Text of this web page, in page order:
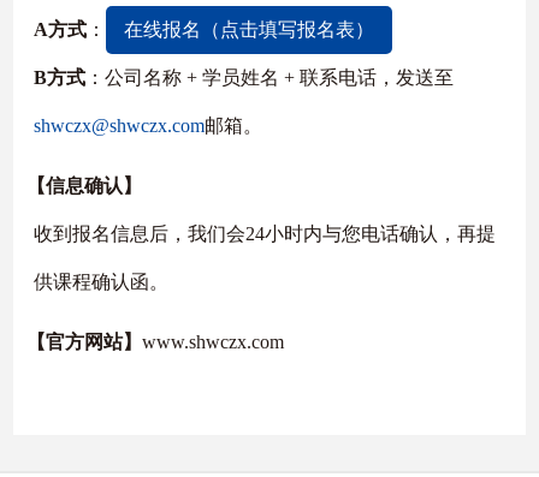
A方式 ： 在线报名（点击填写报名表）
B方式 ：公司名称 + 学员姓名 + 联系电话，发送至
shwczx@shwczx.com邮箱。
【信息确认】
收到报名信息后，我们会24小时内与您电话确认，再提
供课程确认函。
【官方网站】www.shwczx.com